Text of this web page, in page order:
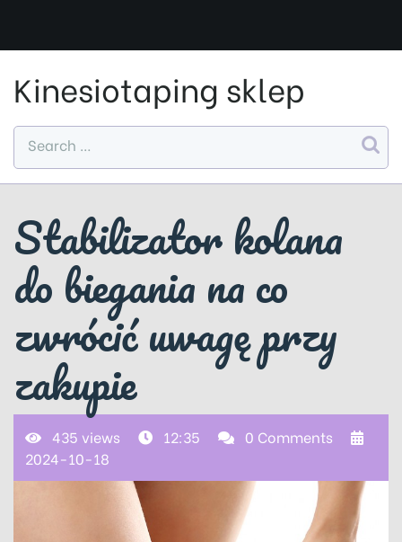
content
Kinesiotaping sklep
Stabilizator kolana
do biegania na co
zwrócić uwagę przy
zakupie
435 views 12:35
0 Comments
2024-10-18